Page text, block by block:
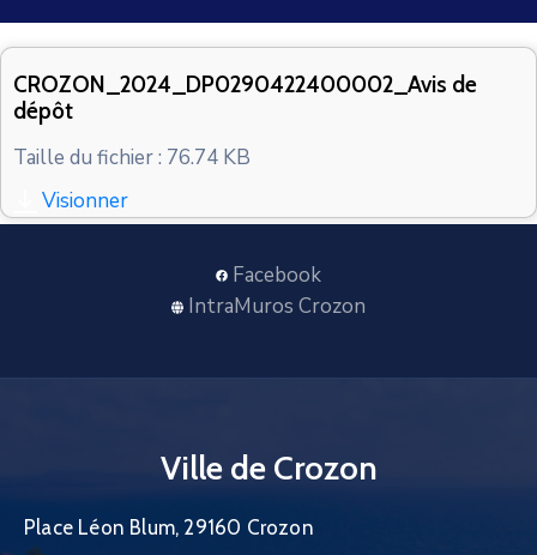
VOS
CONTACT
CROZON_2024_DP0290422400002_Avis de
dépôt
Taille du fichier : 76.74 KB
Visionner
Facebook
IntraMuros Crozon
Ville de Crozon
Place Léon Blum, 29160 Crozon